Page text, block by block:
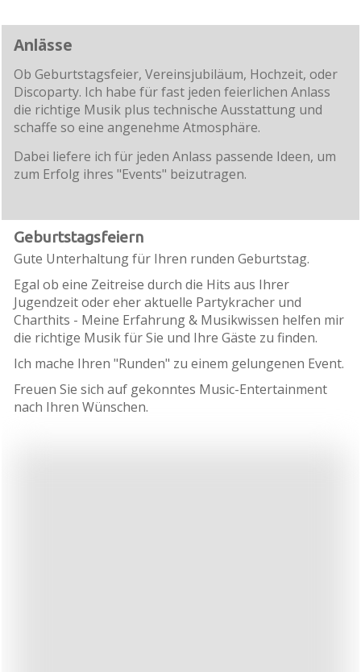
Anlässe
Ob Geburtstagsfeier, Vereinsjubiläum, Hochzeit, oder
Discoparty. Ich habe für fast jeden feierlichen Anlass
die richtige Musik plus technische Ausstattung und
schaffe so eine angenehme Atmosphäre.
Dabei liefere ich für jeden Anlass passende Ideen, um
zum Erfolg ihres "Events" beizutragen.
Geburtstagsfeiern
Gute Unterhaltung für Ihren runden Geburtstag.
Egal ob eine Zeitreise durch die Hits aus Ihrer
Jugendzeit oder eher aktuelle Partykracher und
Charthits - Meine Erfahrung & Musikwissen helfen mir
die richtige Musik für Sie und Ihre Gäste zu finden.
Ich mache Ihren "Runden" zu einem gelungenen Event.
Freuen Sie sich auf gekonntes Music-Entertainment
nach Ihren Wünschen.